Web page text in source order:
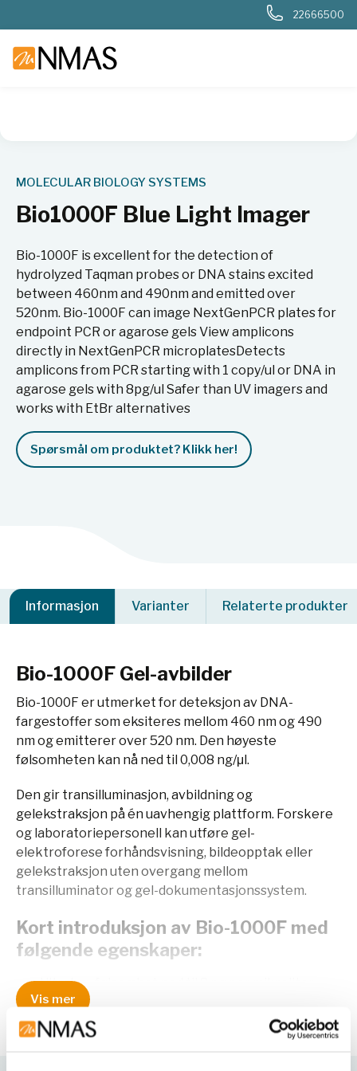
22666500
MOLECULAR BIOLOGY SYSTEMS
Bio1000F Blue Light Imager
Bio-1000F is excellent for the detection of
hydrolyzed Taqman probes or DNA stains excited
between 460nm and 490nm and emitted over
520nm. Bio-1000F can image NextGenPCR plates for
endpoint PCR or agarose gels View amplicons
directly in NextGenPCR microplates​ Detects
amplicons from PCR starting with 1 copy/ul or DNA in
agarose gels with 8pg/ul ​ Safer than UV imagers and
works with EtBr alternatives
Spørsmål om produktet? Klikk her!
Informasjon Varianter Relaterte produkter
Bio-1000F Gel-avbilder
Bio-1000F er utmerket for deteksjon av DNA-
fargestoffer som eksiteres mellom 460 nm og 490
nm og emitterer over 520 nm. Den høyeste
følsomheten kan nå ned til 0,008 ng/μl.
Den gir transilluminasjon, avbildning og
gelekstraksjon på én uavhengig plattform. Forskere
og laboratoriepersonell kan utføre gel-
elektroforese forhåndsvisning, bildeopptak eller
gelekstraksjon uten overgang mellom
transilluminator og gel-dokumentasjonssystem.
Kort introduksjon av Bio-1000F med
følgende egenskaper:
Ultrahøy følsomhet ned til 8 pg per mikroliter.
Kompatibilitetstestet med EtBr-alternative
fargestoffer, som SYBR® Safe, GelRed®,
GelGreen®, Diamond®, EZ-VISION® Blue Light,
Vis mer